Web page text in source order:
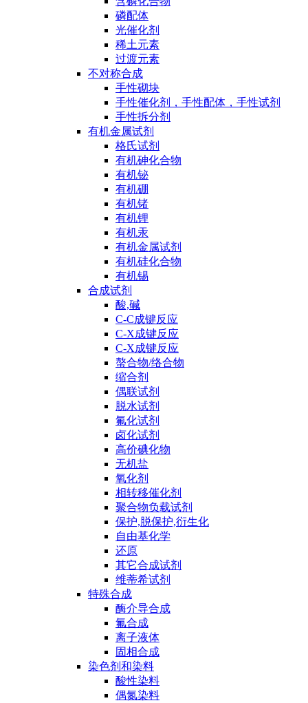
磷配体
光催化剂
稀土元素
过渡元素
不对称合成
手性砌块
手性催化剂，手性配体，手性试剂
手性拆分剂
有机金属试剂
格氏试剂
有机砷化合物
有机铋
有机硼
有机锗
有机锂
有机汞
有机金属试剂
有机硅化合物
有机锡
合成试剂
酸,碱
C-C成键反应
C-X成键反应
C-X成键反应
螯合物/络合物
缩合剂
偶联试剂
脱水试剂
氟化试剂
卤化试剂
高价碘化物
无机盐
氧化剂
相转移催化剂
聚合物负载试剂
保护,脱保护,衍生化
自由基化学
还原
其它合成试剂
维蒂希试剂
特殊合成
酶介导合成
氟合成
离子液体
固相合成
染色剂和染料
酸性染料
偶氮染料